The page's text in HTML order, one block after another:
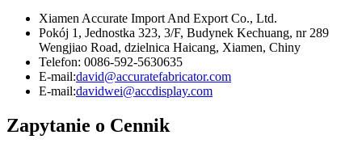
Xiamen Accurate Import And Export Co., Ltd.
Pokój 1, Jednostka 323, 3/F, Budynek Kechuang, nr 289
Wengjiao Road, dzielnica Haicang, Xiamen, Chiny
Telefon: 0086-592-5630635
E-mail:david@accuratefabricator.com
E-mail:davidwei@accdisplay.com
Zapytanie o Cennik